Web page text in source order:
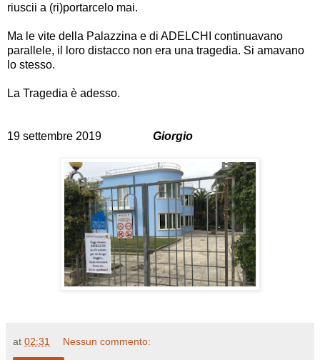
riuscii a (ri)portarcelo mai.
Ma le vite della Palazzina e di ADELCHI continuavano
parallele, il loro distacco non era una tragedia. Si amavano
lo stesso.
La Tragedia è adesso.
19 settembre 2019 Giorgio
at 02:31 Nessun commento: